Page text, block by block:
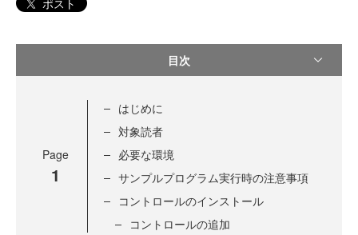
目次
Page
1
はじめに
対象読者
必要な環境
サンプルプログラム実行時の注意事項
コントロールのインストール
コントロールの追加